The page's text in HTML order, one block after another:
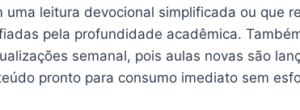
uma leitura devocional simplificada ou que
pela profundidade acadêmica.
semanal, pois aulas novas são
pronto para consumo imediato sem